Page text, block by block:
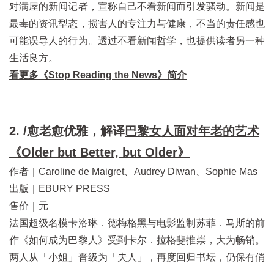
对满屋的新闻记者，宣称自己不看新闻而引发骚动。新闻是
最毒的资讯型态，损害人的专注力与健康，不当的责任感也
可能误导人的行为。透过不看新闻哲学，也提供读者另一种
生活良方。
看更多《Stop Reading the News》简介
2. /愈老愈优雅，解译巴黎女人面对年老的艺术
《Older but Better, but Older》
作者｜Caroline de Maigret、Audrey Diwan、Sophie Mas
出版｜EBURY PRESS
售价｜元
法国超级名模卡洛琳．德梅格黑与电影监制苏菲．马斯的前
作《如何成为巴黎人》受到卡尔．拉格斐推崇，大为畅销。
两人从「小姐」晋级为「夫人」，再度回归书坛，仍保有俏